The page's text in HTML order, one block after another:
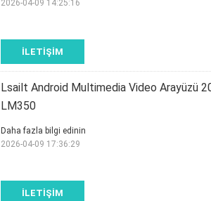
İLETIŞIM
2026-04-09 14:25:16
Lsailt Android Multimedia Video Arayüzü
LM350
İLETIŞIM
Daha fazla bilgi edinin
2026-04-09 17:36:29